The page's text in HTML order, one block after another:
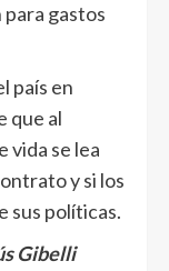
gastos
país en
que al
vida se lea
y si los
sus políticas.
Gibelli